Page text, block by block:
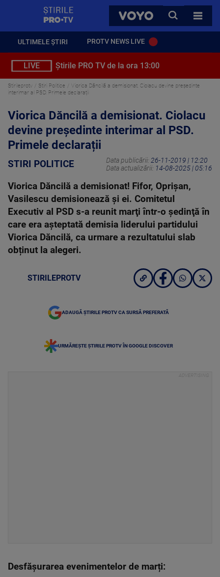
VOYO
CAUTA
TOATE
ULTIMELE ȘTIRI PROTV NEWS LIVE
LIVE Știrile PRO TV de la ora 13:00
Stirileprotv Stiri Politice
Viorica Dăncilă a demisionat. Ciolacu devine președinte
interimar al PSD. Primele declarații
Viorica Dăncilă a demisionat. Ciolacu
devine președinte interimar al PSD.
Primele declarații
STIRI POLITICE Data publicării: 26-11-2019 | 12:20
Data actualizării: 14-08-2025 | 05:16
Viorica Dăncilă a demisionat! Fifor, Oprișan,
Vasilescu demisionează și ei. Comitetul
Executiv al PSD s-a reunit marţi într-o şedinţă în
care era aşteptată demisia liderului partidului
Viorica Dăncilă, ca urmare a rezultatului slab
obținut la alegeri.
STIRILEPROTV
ADAUGĂ ȘTIRILE PROTV CA SURSĂ PREFERATĂ
URMĂREȘTE ȘTIRILE PROTV ÎN GOOGLE DISCOVER
Desfășurarea evenimentelor de marți: